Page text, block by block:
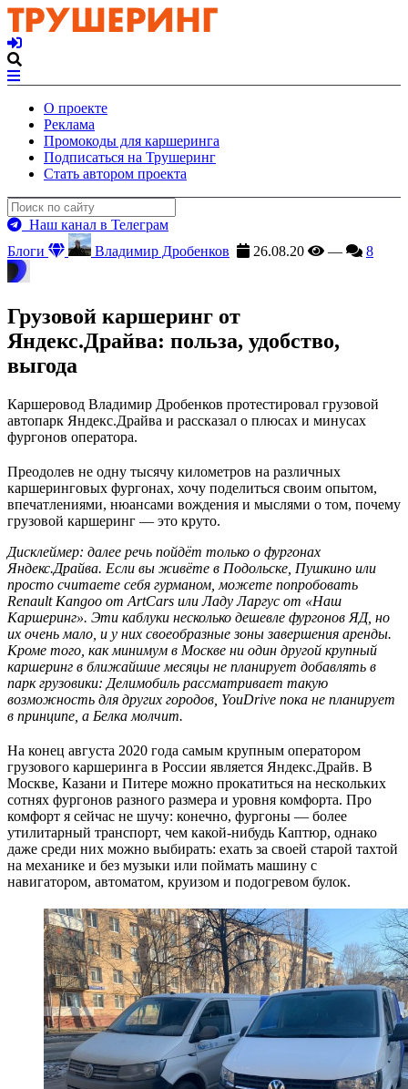
О проекте
Реклама
Промокоды для каршеринга
Подписаться на Трушеринг
Стать автором проекта
Наш канал в Телеграм
Блоги
Владимир Дробенков 26.08.20 — 8
Грузовой каршеринг от
Яндекс.Драйва: польза, удобство,
выгода
Каршеровод Владимир Дробенков протестировал грузовой
автопарк Яндекс.Драйва и рассказал о плюсах и минусах
фургонов оператора.
Преодолев не одну тысячу километров на различных
каршеринговых фургонах, хочу поделиться своим опытом,
впечатлениями, нюансами вождения и мыслями о том, почему
грузовой каршеринг — это круто.
Дисклеймер: далее речь пойдёт только о фургонах
Яндекс.Драйва. Если вы живёте в Подольске, Пушкино или
просто считаете себя гурманом, можете попробовать
Renault Kangoo от ArtCars или Ладу Ларгус от «Наш
Каршеринг». Эти каблуки несколько дешевле фургонов ЯД, но
их очень мало, и у них своеобразные зоны завершения аренды.
Кроме того, как минимум в Москве ни один другой крупный
каршеринг в ближайшие месяцы не планирует добавлять в
парк грузовики: Делимобиль рассматривает такую
возможность для других городов, YouDrive пока не планирует
в принципе, а Белка молчит.
На конец августа 2020 года самым крупным оператором
грузового каршеринга в России является Яндекс.Драйв. В
Москве, Казани и Питере можно прокатиться на нескольких
сотнях фургонов разного размера и уровня комфорта. Про
комфорт я сейчас не шучу: конечно, фургоны — более
утилитарный транспорт, чем какой-нибудь Каптюр, однако
даже среди них можно выбирать: ехать за своей старой тахтой
на механике и без музыки или поймать машину с
навигатором, автоматом, круизом и подогревом булок.